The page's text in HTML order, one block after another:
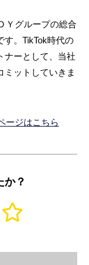
Ｙグループの総合
す。TikTok時代の
ナーとして、当社
ミットしていきま
ージはこちら
か？